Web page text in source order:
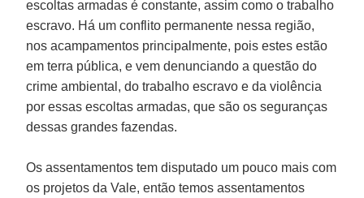
escoltas armadas é constante, assim como o trabalho
escravo. Há um conflito permanente nessa região,
nos acampamentos principalmente, pois estes estão
em terra pública, e vem denunciando a questão do
crime ambiental, do trabalho escravo e da violência
por essas escoltas armadas, que são os seguranças
dessas grandes fazendas.
Os assentamentos tem disputado um pouco mais com
os projetos da Vale, então temos assentamentos